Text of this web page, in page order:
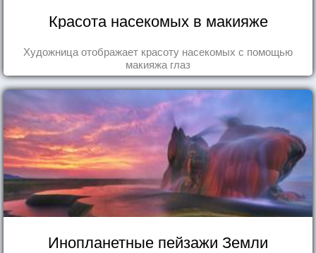
Красота насекомых в макияже
Художница отображает красоту насекомых с помощью
макияжа глаз
Инопланетные пейзажи Земли